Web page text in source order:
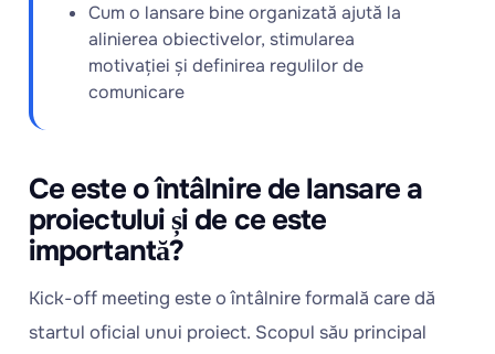
Cum o lansare bine organizată ajută la
alinierea obiectivelor, stimularea
motivației și definirea regulilor de
comunicare
Ce este o întâlnire de lansare a
proiectului și de ce este
importantă?
Kick-off meeting este o întâlnire formală care dă
startul oficial unui proiect. Scopul său principal